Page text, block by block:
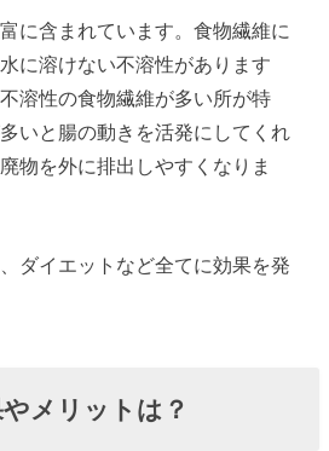
に含まれています。食物繊維に
に溶けない不溶性があります
溶性の食物繊維が多い所が特
いと腸の動きを活発にしてくれ
物を外に排出しやすくなりま
ダイエットなど全てに効果を発
メリットは？